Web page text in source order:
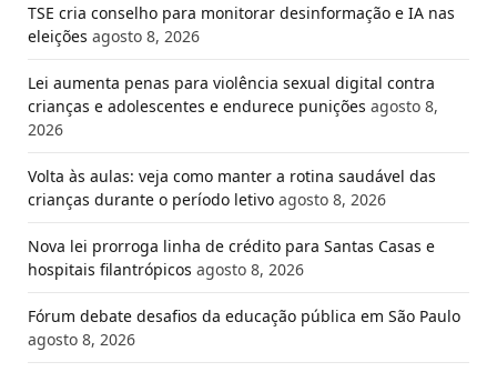
TSE cria conselho para monitorar desinformação e IA nas
eleições agosto 8, 2026
Lei aumenta penas para violência sexual digital contra
crianças e adolescentes e endurece punições agosto 8,
2026
Volta às aulas: veja como manter a rotina saudável das
crianças durante o período letivo agosto 8, 2026
Nova lei prorroga linha de crédito para Santas Casas e
hospitais filantrópicos agosto 8, 2026
Fórum debate desafios da educação pública em São Paulo
agosto 8, 2026